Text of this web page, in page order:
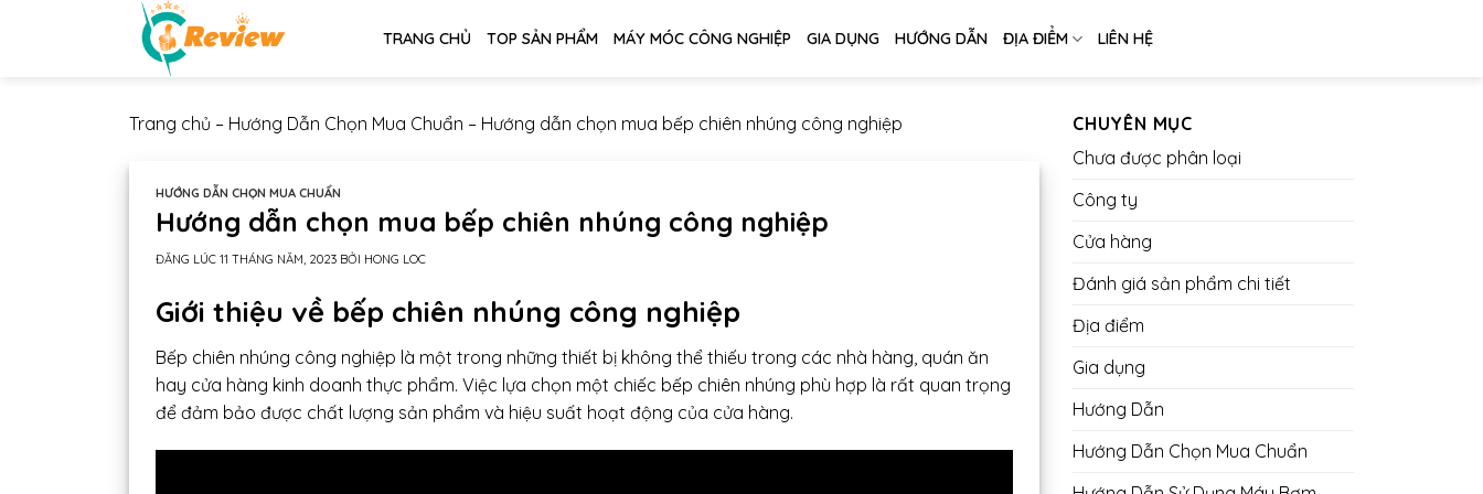
TRANG CHỦ TOP SẢN PHẨM MÁY MÓC CÔNG NGHIỆP GIA DỤNG HƯỚNG DẪN ĐỊA ĐIỂM LIÊN HỆ
Trang chủ – Hướng Dẫn Chọn Mua Chuẩn – Hướng dẫn chọn mua bếp chiên nhúng công nghiệp
HƯỚNG DẪN CHỌN MUA CHUẨN
Hướng dẫn chọn mua bếp chiên nhúng công nghiệp
ĐĂNG LÚC 11 THÁNG NĂM, 2023 BỞI HONG LOC
Giới thiệu về bếp chiên nhúng công nghiệp
Bếp chiên nhúng công nghiệp là một trong những thiết bị không thể thiếu trong các nhà hàng, quán ăn
hay cửa hàng kinh doanh thực phẩm. Việc lựa chọn một chiếc bếp chiên nhúng phù hợp là rất quan trọng
để đảm bảo được chất lượng sản phẩm và hiệu suất hoạt động của cửa hàng.
CHUYÊN MỤC
Chưa được phân loại
Công ty
Cửa hàng
Đánh giá sản phẩm chi tiết
Địa điểm
Gia dụng
Hướng Dẫn
Hướng Dẫn Chọn Mua Chuẩn